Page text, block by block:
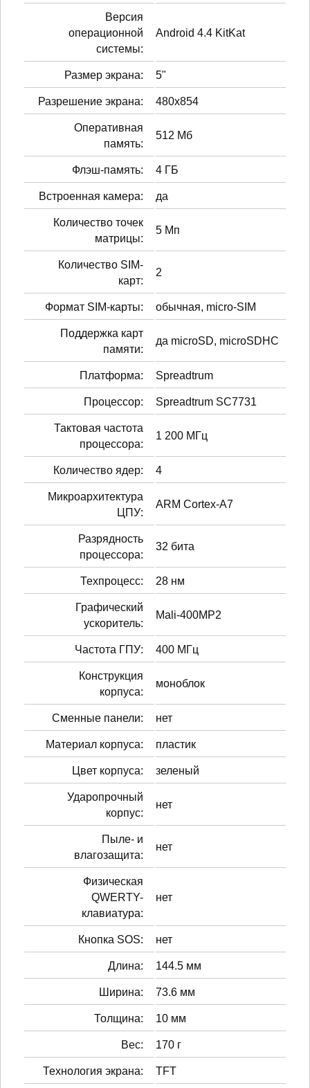
Версия
операционной
системы:
Android 4.4 KitKat
Размер экрана: 5"
Разрешение экрана: 480x854
Оперативная
память:
512 Мб
Флэш-память: 4 ГБ
Встроенная камера: да
Количество точек
матрицы:
5 Мп
Количество SIM-
карт:
2
Формат SIM-карты: обычная, micro-SIM
Поддержка карт
памяти:
да microSD, microSDHC
Платформа: Spreadtrum
Процессор: Spreadtrum SC7731
Тактовая частота
процессора:
1 200 МГц
Количество ядер: 4
Микроархитектура
ЦПУ:
ARM Cortex-A7
Разрядность
процессора:
32 бита
Техпроцесс: 28 нм
Графический
ускоритель:
Mali-400MP2
Частота ГПУ: 400 МГц
Конструкция
корпуса:
моноблок
Сменные панели: нет
Материал корпуса: пластик
Цвет корпуса: зеленый
Ударопрочный
корпус:
нет
Пыле- и
влагозащита:
нет
Физическая
QWERTY-
клавиатура:
нет
Кнопка SOS: нет
Длина: 144.5 мм
Ширина: 73.6 мм
Толщина: 10 мм
Вес: 170 г
Технология экрана: TFT